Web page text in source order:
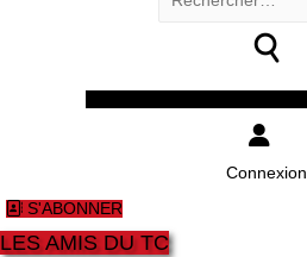
Connexion
S'ABONNER
LES AMIS DU TC